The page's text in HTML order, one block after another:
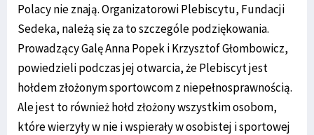
Polacy nie znają. Organizatorowi Plebiscytu, Fundacji
Sedeka, należą się za to szczególe podziękowania.
Prowadzący Galę Anna Popek i Krzysztof Głombowicz,
powiedzieli podczas jej otwarcia, że Plebiscyt jest
hołdem złożonym sportowcom z niepełnosprawnością.
Ale jest to również hołd złożony wszystkim osobom,
które wierzyły w nie i wspierały w osobistej i sportowej